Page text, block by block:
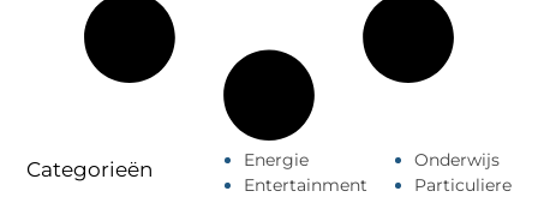
Categorieën
Energie
Entertainment
Onderwijs
Particuliere